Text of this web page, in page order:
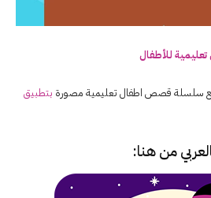
للأطفال
سلسلة قصص اطفال تعليمية مصورة بتطبيق
من هنا: